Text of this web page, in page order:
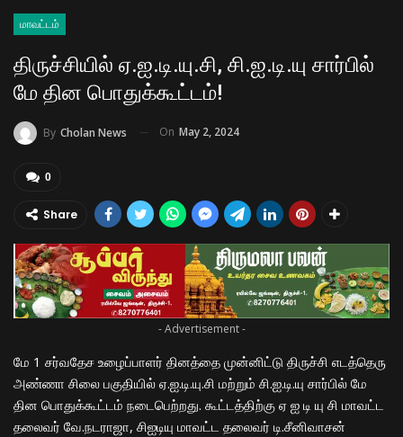
மாவட்டம்
திருச்சியில் ஏ.ஐ.டி.யு.சி, சி.ஐ.டி.யு சார்பில்
மே தின பொதுக்கூட்டம்!
By Cholan News On May 2, 2024
0
Share
- Advertisement -
மே 1 சர்வதேச உழைப்பாளர் தினத்தை முன்னிட்டு திருச்சி எடத்தெரு
அண்ணா சிலை பகுதியில் ஏ.ஐ.டி.யு.சி மற்றும் சி.ஐ.டி.யு சார்பில் மே
தின பொதுக்கூட்டம் நடைபெற்றது. கூட்டத்திற்கு ஏ ஐ டி யு சி மாவட்ட
தலைவர் வே.நடராஜா, சிஐடியு மாவட்ட தலைவர் டி.சீனிவாசன்